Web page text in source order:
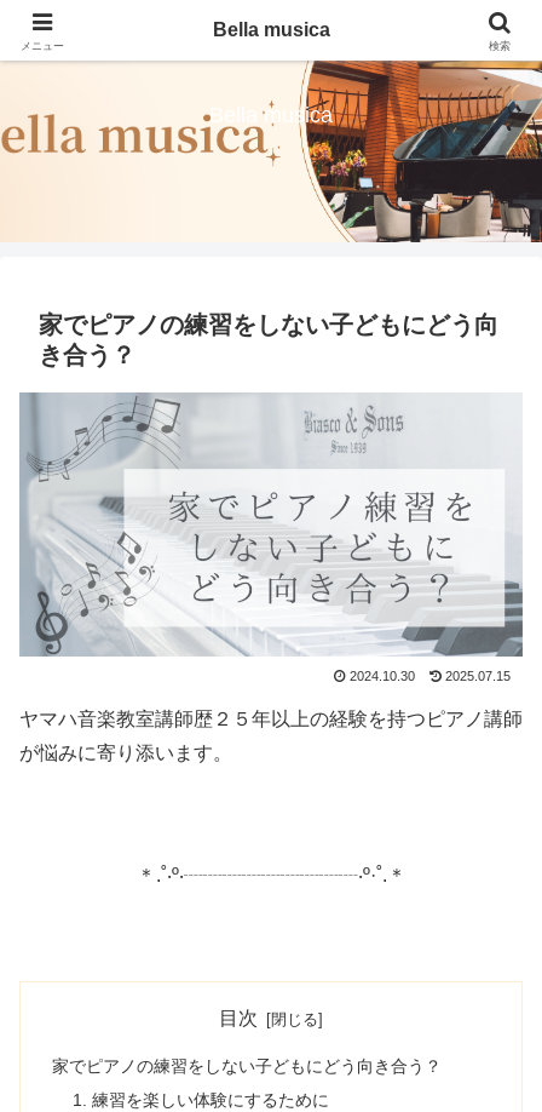
Bella musica
家でピアノの練習をしない子どもにどう向
き合う？
2024.10.30 2025.07.15
ヤマハ音楽教室講師歴２５年以上の経験を持つピアノ講師
が悩みに寄り添います。
＊.˚‧º‧┈┈┈┈┈┈┈┈┈‧º·˚.＊
目次
家でピアノの練習をしない子どもにどう向き合う？
1. 練習を楽しい体験にするために
メニュー
Bella musica
検索